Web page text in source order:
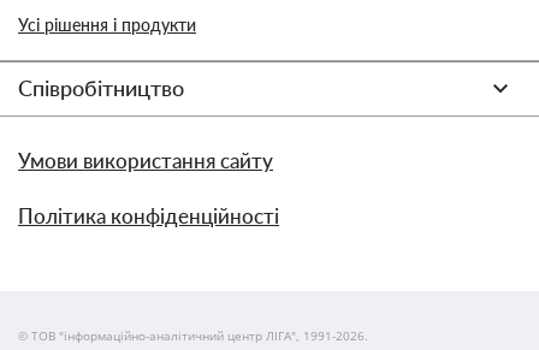
Усі рішення і продукти
Співробітництво
Умови використання сайту
Політика конфіденційності
© ТОВ "інформаційно-аналітичний центр ЛІГА", 1991-2026.